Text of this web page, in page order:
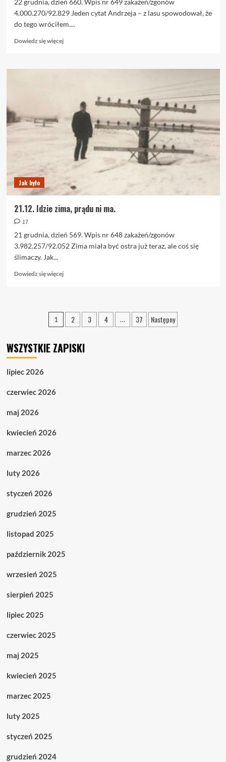
22 grudnia, dzień 660. Wpis nr 649 zakażeń/zgonów
4.000.270/92.829 Jeden cytat Andrzeja – z lasu spowodował, że
do tego wróciłem....
Dowiedz się więcejDowiedz
o
kowidem
–
przegląd
skuteczności
strategii.
Jak było
21.12. Idzie zima, prądu ni ma.
17
21 grudnia, dzień 569. Wpis nr 648 zakażeń/zgonów
3.982.257/92.052 Zima miała być ostra już teraz, ale coś się
ślimaczy. Jak...
Dowiedz się więcejDowiedz
21.12.
Idzie
ni
Stronicowanie
1 2 3 4 … 37 Następny
WSZYSTKIE ZAPISKI
lipiec 2026
czerwiec 2026
maj 2026
kwiecień 2026
marzec 2026
luty 2026
styczeń 2026
grudzień 2025
listopad 2025
październik 2025
wrzesień 2025
sierpień 2025
lipiec 2025
czerwiec 2025
maj 2025
kwiecień 2025
marzec 2025
luty 2025
styczeń 2025
grudzień 2024